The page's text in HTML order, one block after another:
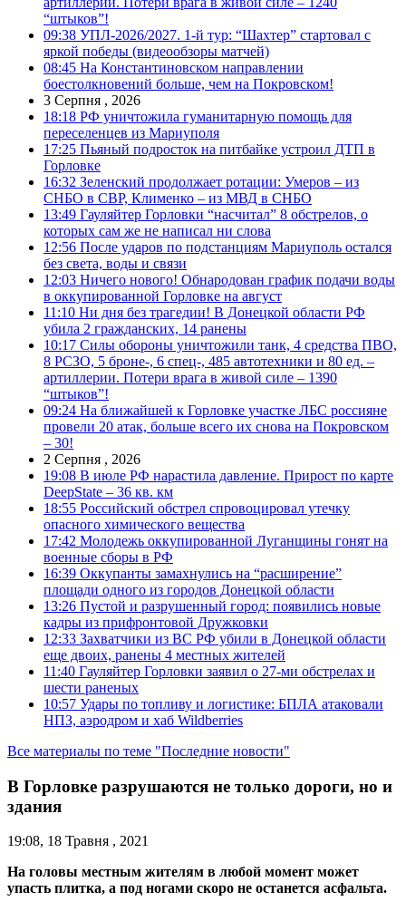
“штыков”!
09:38 УПЛ-2026/2027. 1-й тур: “Шахтер” стартовал с
яркой победы (видеообзоры матчей)
08:45 На Константиновском направлении
боестолкновений больше, чем на Покровском!
3 Серпня , 2026
18:18 РФ уничтожила гуманитарную помощь для
переселенцев из Мариуполя
17:25 Пьяный подросток на питбайке устроил ДТП в
Горловке
16:32 Зеленский продолжает ротации: Умеров – из
СНБО в СВР, Клименко – из МВД в СНБО
13:49 Гауляйтер Горловки “насчитал” 8 обстрелов, о
которых сам же не написал ни слова
12:56 После ударов по подстанциям Мариуполь остался
без света, воды и связи
12:03 Ничего нового! Обнародован график подачи воды
в оккупированной Горловке на август
11:10 Ни дня без трагедии! В Донецкой области РФ
убила 2 гражданских, 14 ранены
10:17 Силы обороны уничтожили танк, 4 средства ПВО,
8 РСЗО, 5 броне-, 6 спец-, 485 автотехники и 80 ед. –
артиллерии. Потери врага в живой силе – 1390
“штыков”!
09:24 На ближайшей к Горловке участке ЛБС россияне
провели 20 атак, больше всего их снова на Покровском
– 30!
2 Серпня , 2026
19:08 В июле РФ нарастила давление. Прирост по карте
DeepState – 36 кв. км
18:55 Российский обстрел спровоцировал утечку
опасного химического вещества
17:42 Молодежь оккупированной Луганщины гонят на
военные сборы в РФ
16:39 Оккупанты замахнулись на “расширение”
площади одного из городов Донецкой области
13:26 Пустой и разрушенный город: появились новые
кадры из прифронтовой Дружковки
12:33 Захватчики из ВС РФ убили в Донецкой области
еще двоих, ранены 4 местных жителей
11:40 Гауляйтер Горловки заявил о 27-ми обстрелах и
шести раненых
10:57 Удары по топливу и логистике: БПЛА атаковали
НПЗ, аэродром и хаб Wildberries
Все материалы по теме "Последние новости"
В Горловке разрушаются не только дороги, но и
здания
19:08, 18 Травня , 2021
На головы местным жителям в любой момент может
упасть плитка, а под ногами скоро не останется асфальта.